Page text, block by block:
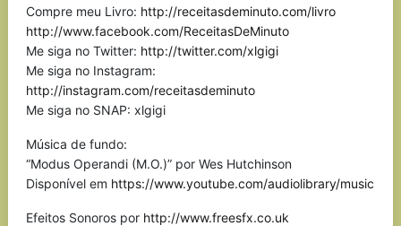
Compre meu Livro: http://receitasdeminuto.com/livro
http://www.facebook.com/ReceitasDeMinuto
Me siga no Twitter: http://twitter.com/xlgigi
Me siga no Instagram:
http://instagram.com/receitasdeminuto
Me siga no SNAP: xlgigi
Música de fundo:
“Modus Operandi (M.O.)” por Wes Hutchinson
Disponível em https://www.youtube.com/audiolibrary/music
Efeitos Sonoros por http://www.freesfx.co.uk